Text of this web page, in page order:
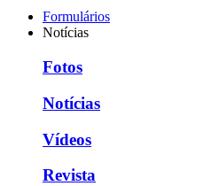
Formulários
Notícias
Fotos
Notícias
Vídeos
Revista